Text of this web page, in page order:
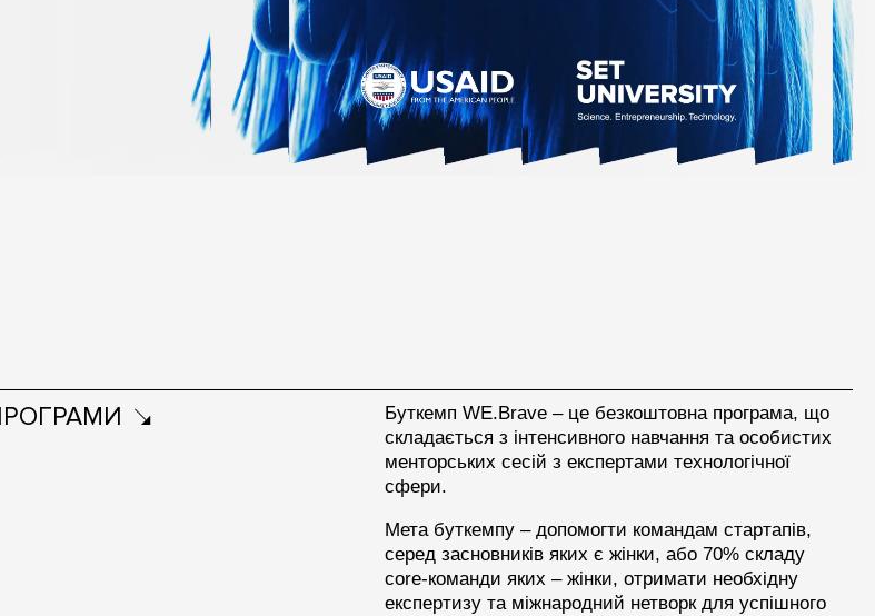
Буткемп WE.Brave – це безкоштовна програма, що
складається з інтенсивного навчання та особистих
менторських сесій з експертами технологічної
сфери.
Мета буткемпу – допомогти командам стартапів,
серед засновників яких є жінки, або 70% складу
core-команди яких – жінки, отримати необхідну
експертизу та міжнародний нетворк для успішного